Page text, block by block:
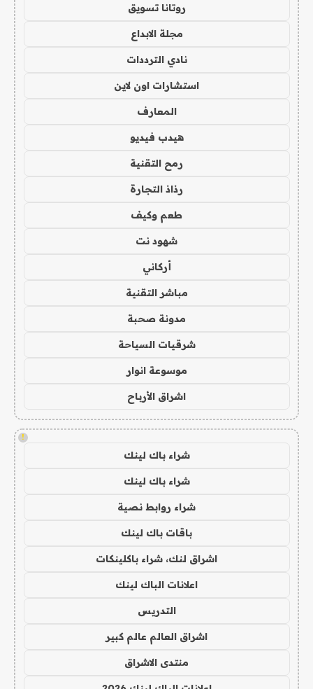
روتانا تسويق
مجلة الابداع
نادي الترددات
استشارات اون لاين
المعارف
هيدب فيديو
رمح التقنية
رذاذ التجارة
طعم وكيف
شهود نت
أركاني
مباشر التقنية
مدونة صحبة
شرقيات السياحة
موسوعة انوار
اشراق الأرباح
!
شراء باك لينك
شراء باك لينك
شراء روابط نصية
باقات باك لينك
اشراق لنك، شراء باكلينكات
اعلانات الباك لينك
التدريس
اشراق العالم عالم كبير
منتدى الاشراق